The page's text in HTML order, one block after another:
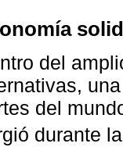
del
del
durante